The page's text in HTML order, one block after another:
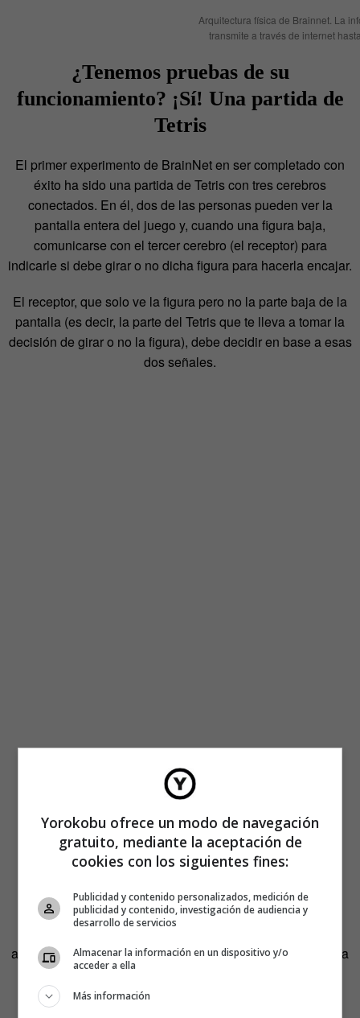
Arquitectura física de Brainnet. La
transmite a través de internet
¿Tenemos pruebas de su
funcionamiento? ¡Sí! Una partida de
Tetris
El primer experimento de BrainNet en ser completado con
éxito ha sido una partida de Tetris con tres cerebros
conectados. En él, dos de las personas pueden ver la
pantalla entera del juego y, cuando una figura baja,
comunicarse con el tercer cerebro (el receptor) para
indicarle si debe girar o no dicha figura para hacerla encajar.
El receptor, que solo ve la figura pero no la parte baja de la
pantalla (es decir, la parte del Tetris que te lleva a tomar la
decisión de girar o no la figura), debe decidir en base a esas
dos señales.
El funcionamiento no es tan simple, claro. Para indicar su
atención en una de las dos luces LED de su pantalla. Cada
luz cuenta con una frecuencia diferente (hercios), lo que
permite, a través de la electroencefalografía, saber si la
Yorokobu ofrece un modo de navegación
gratuito, mediante la aceptación de
cookies con los siguientes fines:
Publicidad y contenido personalizados, medición de
publicidad y contenido, investigación de audiencia y
desarrollo de servicios
Almacenar la información en un dispositivo y/o
acceder a ella
Más información